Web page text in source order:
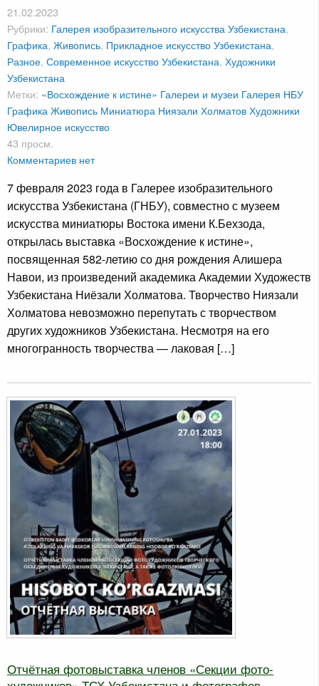
21.02.2023
Рубрики: Галерея изобразительного искусства Узбекистана,
Графика, Живопись, Прикладное искусство Узбекистана,
Разное, Современное искусство Узбекистана, Художники
Узбекистана
Метки: «Восхождение к истине» Галереи и музеи Галерея НБУ
Графика Живопись Миниатюра Ниязали ХолматовХудожники
Ювелирное искусство
43 просм.
Комментариев нет
7 февраля 2023 года в Галерее изобразительного
искусства Узбекистана (ГНБУ), совместно с музеем
искусства миниатюры Востока имени К.Бехзода,
открылась выставка «Восхождение к истине»,
посвященная 582-летию со дня рождения Алишера
Навои, из произведений академика Академии Художеств
Узбекистана Ниёзали Холматова. Творчество Ниязали
Холматова невозможно перепутать с творчеством
других художников Узбекистана. Несмотря на его
многогранность творчества — лаковая […]
Отчётная фотовыставка членов «Секции фото-